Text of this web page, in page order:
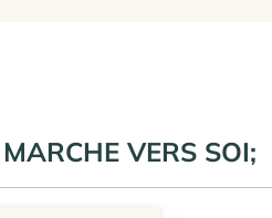
VERS SOI;